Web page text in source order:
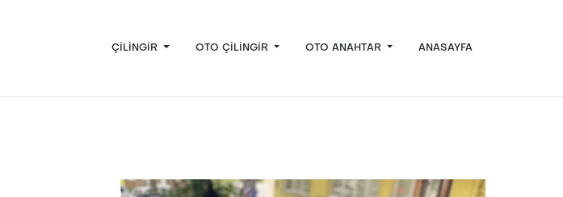
ÇILINGIR OTO ÇILINGIR OTO ANAHTAR ANASAYFA